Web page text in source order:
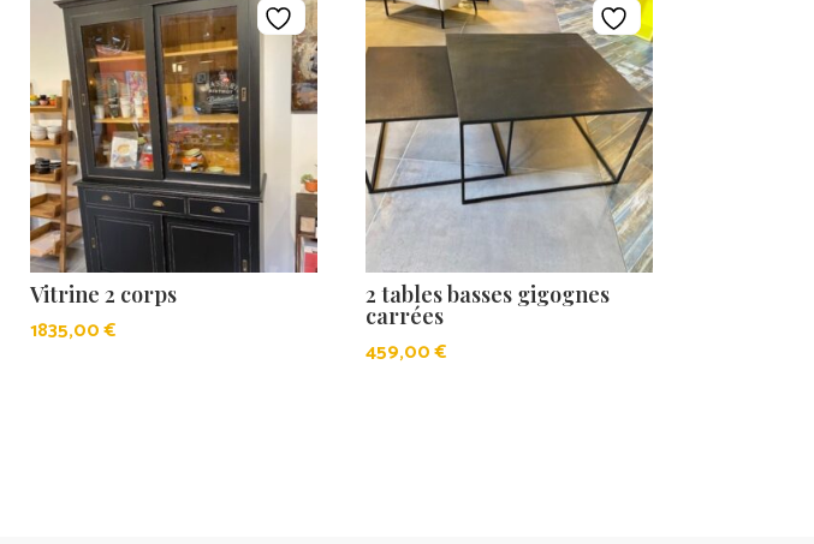
Vitrine 2 corps
1835,00€
2 tables basses gigognes
carrées
459,00€